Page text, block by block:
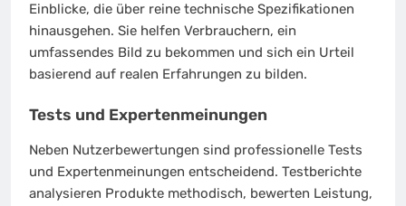
Einblicke, die über reine technische Spezifikationen
hinausgehen. Sie helfen Verbrauchern, ein
umfassendes Bild zu bekommen und sich ein Urteil
basierend auf realen Erfahrungen zu bilden.
Tests und Expertenmeinungen
Neben Nutzerbewertungen sind professionelle Tests
und Expertenmeinungen entscheidend. Testberichte
analysieren Produkte methodisch, bewerten Leistung,